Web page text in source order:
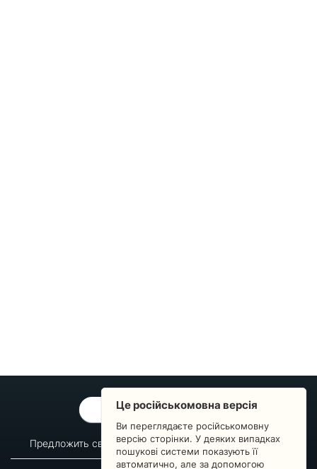
ОБРАТНАЯ СВЯЗЬ
Предложить свой вопрос Статистика изменений
Це російськомовна версія
Ви переглядаєте російськомовну
версію сторінки. У деяких випадках
пошукові системи показують її
автоматично, але за допомогою